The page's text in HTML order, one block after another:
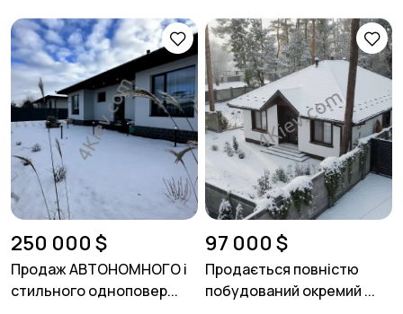
250 000 $
Продаж АВТОНОМНОГО і
стильного одноповер...
97 000 $
Продається повністю
побудований окремий ...